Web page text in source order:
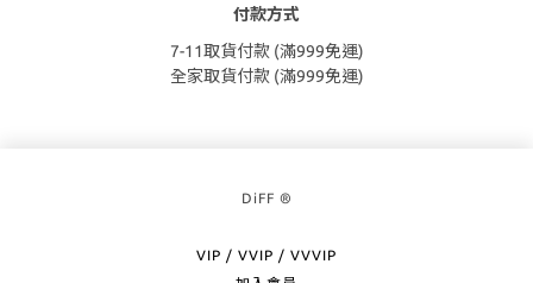
付款方式
7-11取貨付款 (滿999免運)
全家取貨付款 (滿999免運)
DiFF ®
VIP / VVIP / VVVIP